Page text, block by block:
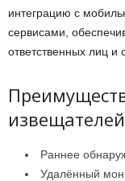
интеграцию с
сервисами,
ответственных лиц и
извещателей
Раннее
Удалённый